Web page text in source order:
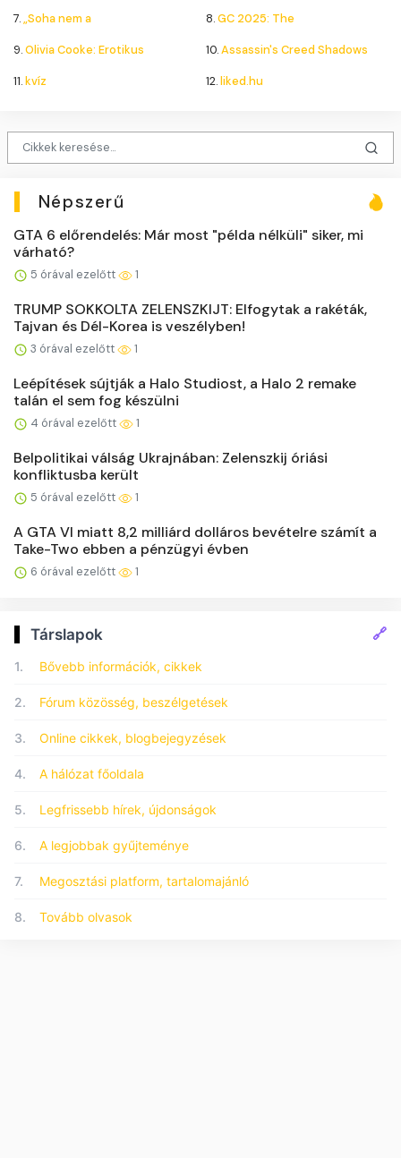
7.„Soha nem a 8.GC 2025: The
9.Olivia Cooke: Erotikus 10.Assassin's Creed Shadows
11.kvíz 12.liked.hu
Népszerű
GTA 6 előrendelés: Már most "példa nélküli" siker, mi
várható?
5 órával ezelőtt 1
TRUMP SOKKOLTA ZELENSZKIJT: Elfogytak a rakéták,
Tajvan és Dél-Korea is veszélyben!
3 órával ezelőtt 1
Leépítések sújtják a Halo Studiost, a Halo 2 remake
talán el sem fog készülni
4 órával ezelőtt 1
Belpolitikai válság Ukrajnában: Zelenszkij óriási
konfliktusba került
5 órával ezelőtt 1
A GTA VI miatt 8,2 milliárd dolláros bevételre számít a
Take-Two ebben a pénzügyi évben
6 órával ezelőtt 1
Társlapok 🔗
1. Bővebb információk, cikkek
2. Fórum közösség, beszélgetések
3. Online cikkek, blogbejegyzések
4. A hálózat főoldala
5. Legfrissebb hírek, újdonságok
6. A legjobbak gyűjteménye
7. Megosztási platform, tartalomajánló
8. Tovább olvasok